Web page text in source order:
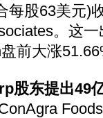
每股63美元)
。这
前大涨
股东提出49